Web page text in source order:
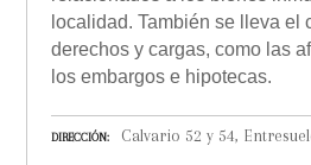
localidad. También se lleva el
derechos y cargas, como las
los embargos e hipotecas.
DIRECCIÓN Calvario 52 y 54,